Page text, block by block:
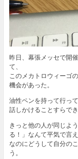
昨日、幕張メッセで開
て、
このメカトロウィーゴ
機会があった。
油性ペンを持って行っ
話しかけることすらで
きっと他の人が同じよ
る！」なんて平気で言え
なのにどうして自分の
う。